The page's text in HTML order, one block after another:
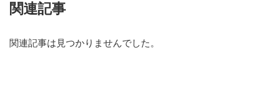
関連記事
関連記事は見つかりませんでした。